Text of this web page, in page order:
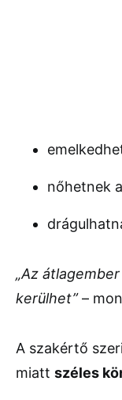
nőhetnek
„Az
kerülhet”–
A szakértő
miatt széles